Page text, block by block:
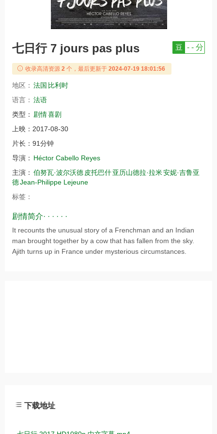
七日行 7 jours pas plus 豆 - - 分
收录高清资源 2 个，最后更新于 2024-07-19 18:01:56
地区： 法国 比利时
语言： 法语
类型： 剧情喜剧
上映： 2017-08-30
片长： 91分钟
导演： Héctor Cabello Reyes
主演： 伯努瓦·波尔沃德 皮托巴什亚历山德拉·拉米安妮·吉鲁亚
德Jean-Philippe Lejeune
标签：
剧情简介· · · · · ·
It recounts the unusual story of a Frenchman and an Indian
man brought together by a cow that has fallen from the sky.
Ajith turns up in France under mysterious circumstances.
下载地址